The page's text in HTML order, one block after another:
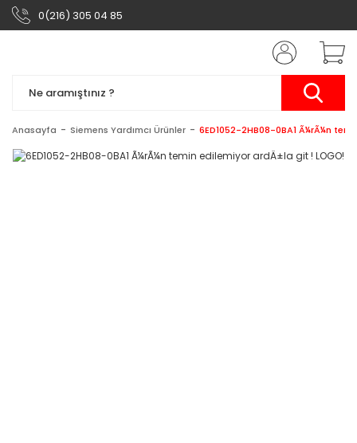
0(216) 305 04 85
Anasayfa Siemens Yardımcı Ürünler 6ED1052-2HB08-0BA1 Ã¼rÃ¼n